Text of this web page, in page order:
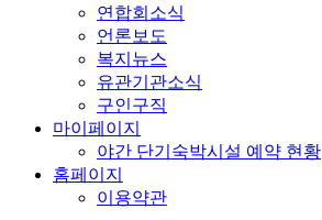
연합회소식
언론보도
복지뉴스
유관기관소식
구인구직
마이페이지
야간 단기숙박시설 예약 현황
홈페이지
이용약관